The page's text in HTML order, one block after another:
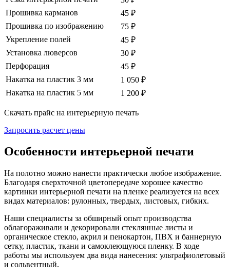
Прошивка карманов
45 ₽
Прошивка по изображению
75 ₽
Укрепление полей
45 ₽
Установка люверсов
30 ₽
Перфорация
45 ₽
Накатка на пластик 3 мм
1 050 ₽
Накатка на пластик 5 мм
1 200 ₽
Скачать прайс на интерьерную печать
Запросить расчет цены
Особенности интерьерной печати
На полотно можно нанести практически любое изображение.
Благодаря сверхточной цветопередаче хорошее качество
картинки интерьерной печати на пленке реализуется на всех
видах материалов: рулонных, твердых, листовых, гибких.
Наши специалисты за обширный опыт производства
облагораживали и декорировали стеклянные листы и
органическое стекло, акрил и пенокартон, ПВХ и баннерную
сетку, пластик, ткани и самоклеющуюся пленку. В ходе
работы мы используем два вида нанесения: ультрафиолетовый
и сольвентный.